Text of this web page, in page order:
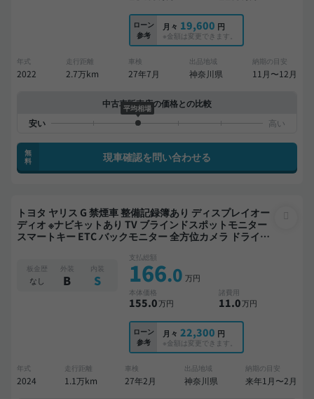
ローン
参考
月々 19,600 円
※金額は変更できます。
年式
2022
走行距離
2.7万km
車検
27年7月
出品地域
神奈川県
納期の目安
11月〜12月
中古車販売店の価格との比較
平均相場
無
料
現車確認を問い合わせる
トヨタ ヤリス G 禁煙車 整備記録簿あり ディスプレイオー
ディオ ※ナビキットあり TV ブラインドスポットモニター
スマートキー ETC バックモニター 全方位カメラ ドライブ
板金歴
なし
外装
B
内装
S
支払総額
166.0 万円
本体価格
155.0万円
諸費用
11.0万円
ローン
参考
月々 22,300 円
※金額は変更できます。
年式
2024
走行距離
1.1万km
車検
27年2月
出品地域
神奈川県
納期の目安
来年1月〜2月